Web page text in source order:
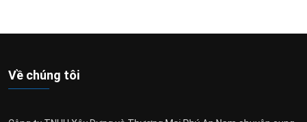
Về chúng tôi